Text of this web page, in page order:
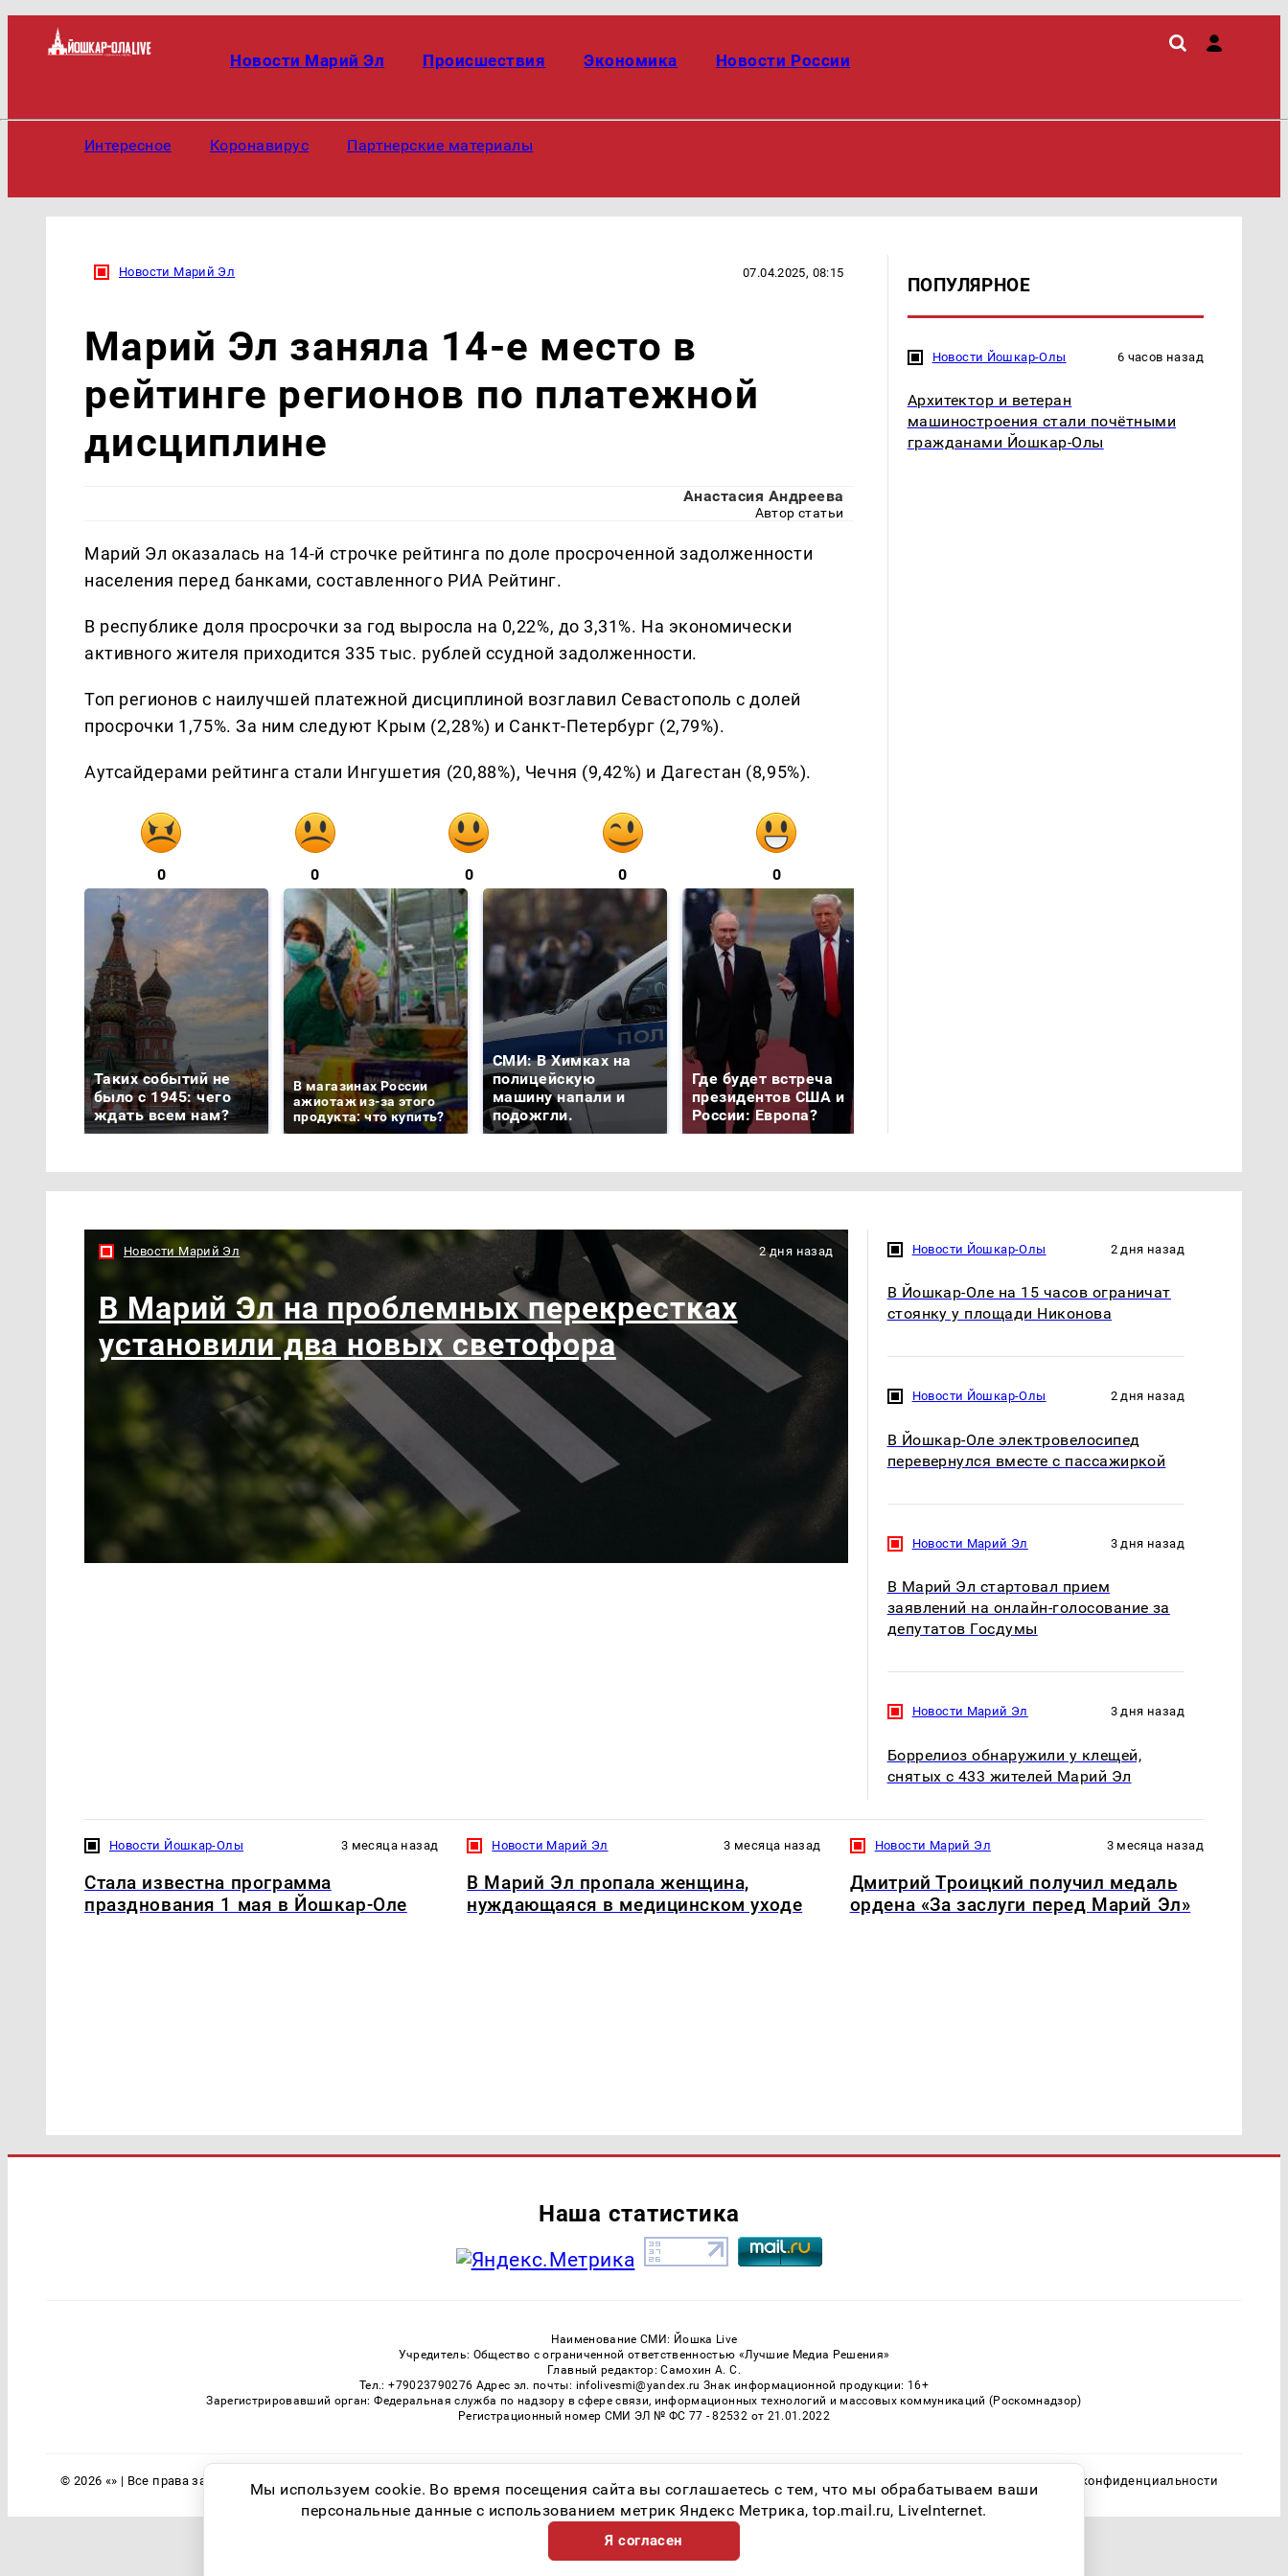
Новости Марий Эл Происшествия Экономика Новости России
Интересное Коронавирус Партнерские материалы
Новости Марий Эл 07.04.2025, 08:15
Марий Эл заняла 14-е место в
рейтинге регионов по платежной
дисциплине
Анастасия Андреева
Автор статьи
Марий Эл оказалась на 14-й строчке рейтинга по доле просроченной задолженности
населения перед банками, составленного РИА Рейтинг.
В республике доля просрочки за год выросла на 0,22%, до 3,31%. На экономически
активного жителя приходится 335 тыс. рублей ссудной задолженности.
Топ регионов с наилучшей платежной дисциплиной возглавил Севастополь с долей
просрочки 1,75%. За ним следуют Крым (2,28%) и Санкт-Петербург (2,79%).
Аутсайдерами рейтинга стали Ингушетия (20,88%), Чечня (9,42%) и Дагестан (8,95%).
0 0 0 0 0
Таких событий не
было с 1945: чего
ждать всем нам?
В магазинах России
ажиотаж из-за этого
продукта: что купить?
СМИ: В Химках на
полицейскую
машину напали и
подожгли.
Где будет встреча
президентов США и
России: Европа?
ПОПУЛЯРНОЕ
Новости Йошкар-Олы 6 часов назад
Архитектор и ветеран
машиностроения стали почётными
гражданами Йошкар-Олы
Новости Марий Эл 2 дня назад
В Марий Эл на проблемных перекрестках
установили два новых светофора
Новости Йошкар-Олы 2 дня назад
В Йошкар-Оле на 15 часов ограничат
стоянку у площади Никонова
Новости Йошкар-Олы 2 дня назад
В Йошкар-Оле электровелосипед
перевернулся вместе с пассажиркой
Новости Марий Эл 3 дня назад
В Марий Эл стартовал прием
заявлений на онлайн-голосование за
депутатов Госдумы
Новости Марий Эл 3 дня назад
Боррелиоз обнаружили у клещей,
снятых с 433 жителей Марий Эл
Новости Йошкар-Олы 3 месяца назад
Стала известна программа
празднования 1 мая в Йошкар-Оле
Новости Марий Эл 3 месяца назад
В Марий Эл пропала женщина,
нуждающаяся в медицинском уходе
Новости Марий Эл 3 месяца назад
Дмитрий Троицкий получил медаль
ордена «За заслуги перед Марий Эл»
Наша статистика
Наименование СМИ: Йошка Live
Учредитель: Общество с ограниченной ответственностью «Лучшие Медиа Решения»
Главный редактор: Самохин А. С.
Тел.: +79023790276 Адрес эл. почты: infolivesmi@yandex.ru Знак информационной продукции: 16+
Зарегистрировавший орган: Федеральная служба по надзору в сфере связи, информационных технологий и массовых коммуникаций (Роскомнадзор)
Регистрационный номер СМИ ЭЛ № ФС 77 - 82532 от 21.01.2022
© 2026 «» | Все права защищены Возрастная категория сайта 16+ Политика конфиденциальности
Мы используем cookie. Во время посещения сайта вы соглашаетесь с тем, что мы обрабатываем ваши
персональные данные с использованием метрик Яндекс Метрика, top.mail.ru, LiveInternet.
Я согласен